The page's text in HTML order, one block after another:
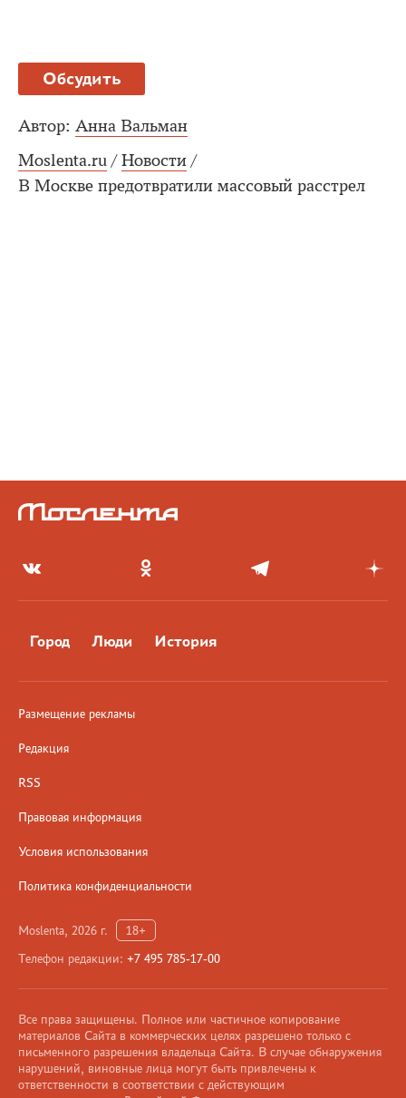
Обсудить
Автор: Анна Вальман
Moslenta.ru / Новости /
В Москве предотвратили массовый расстрел
Город Люди История
Размещение рекламы
Редакция
RSS
Правовая информация
Условия использования
Политика конфиденциальности
Moslenta, 2026 г.
18+
Телефон редакции: +7 495 785-17-00
Все права защищены. Полное или частичное копирование
материалов Сайта в коммерческих целях разрешено только с
письменного разрешения владельца Сайта. В случае обнаружения
нарушений, виновные лица могут быть привлечены к
ответственности в соответствии с действующим